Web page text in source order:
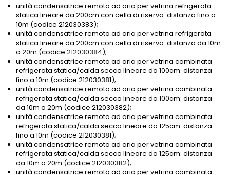
unità condensatrice remota ad aria per vetrina refrigerata
statica lineare da 200cm con cella di riserva: distanza fino a
10m (codice 212030383);
unità condensatrice remota ad aria per vetrina refrigerata
statica lineare da 200cm con cella di riserva: distanza da 10m
a 20m (codice 212030384);
unità condensatrice remota ad aria per vetrina combinata
refrigerata statica/calda secco lineare da 100cm: distanza
fino a 10m (codice 212030381);
unità condensatrice remota ad aria per vetrina combinata
refrigerata statica/calda secco lineare da 100cm: distanza
da 10m a 20m (codice 212030382);
unità condensatrice remota ad aria per vetrina combinata
refrigerata statica/calda secco lineare da 125cm: distanza
fino a 10m (codice 212030381);
unità condensatrice remota ad aria per vetrina combinata
refrigerata statica/calda secco lineare da 125cm: distanza
da 10m a 20m (codice 212030382);
unità condensatrice remota ad aria per vetrina combinata